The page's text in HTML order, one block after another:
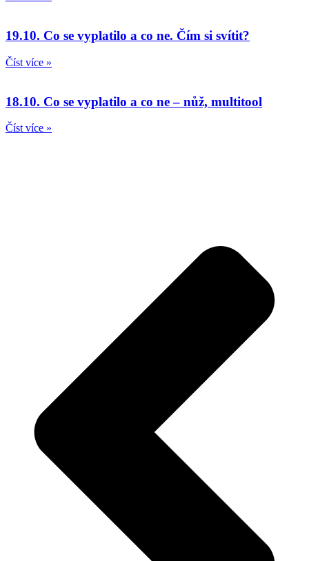
19.10. Co se vyplatilo a co ne. Čím si svítit?
Číst více »
18.10. Co se vyplatilo a co ne – nůž, multitool
Číst více »